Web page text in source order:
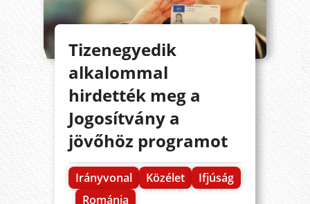
Tizenegyedik
alkalommal
hirdették meg a
Jogosítvány a
jövőhöz programot
Irányvonal Közélet
Ifjúság
Románia